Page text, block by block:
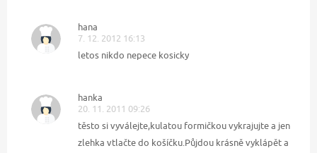
hana
7. 12. 2012 16:13
letos nikdo nepece kosicky
hanka
20. 11. 2011 09:26
těsto si vyválejte,kulatou formičkou vykrajujte a jen
zlehka vtlačte do košíčku.Půjdou krásně vyklápět a